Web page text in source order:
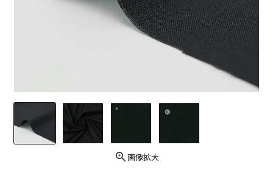
画像拡大